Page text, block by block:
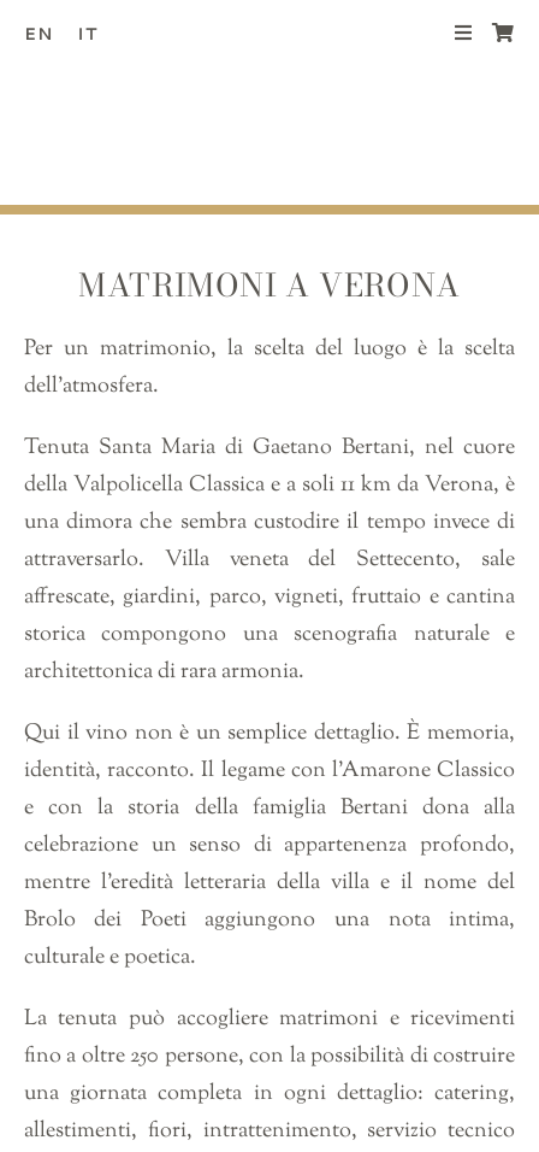
EN IT
MATRIMONI A VERONA
Per un matrimonio, la scelta del luogo è la scelta
dell’atmosfera.
Tenuta Santa Maria di Gaetano Bertani, nel cuore
della Valpolicella Classica e a soli 11 km da Verona, è
una dimora che sembra custodire il tempo invece di
attraversarlo. Villa veneta del Settecento, sale
affrescate, giardini, parco, vigneti, fruttaio e cantina
storica compongono una scenografia naturale e
architettonica di rara armonia.
Qui il vino non è un semplice dettaglio. È memoria,
identità, racconto. Il legame con l’Amarone Classico
e con la storia della famiglia Bertani dona alla
celebrazione un senso di appartenenza profondo,
mentre l’eredità letteraria della villa e il nome del
Brolo dei Poeti aggiungono una nota intima,
culturale e poetica.
La tenuta può accogliere matrimoni e ricevimenti
fino a oltre 250 persone, con la possibilità di costruire
una giornata completa in ogni dettaglio: catering,
allestimenti, fiori, intrattenimento, servizio tecnico